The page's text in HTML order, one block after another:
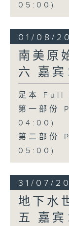
05:00)
01/08/
南美原
六 嘉宾
足本
第一部份
04:00)
第二部份
05:00)
31/07/
地下水
五 嘉宾